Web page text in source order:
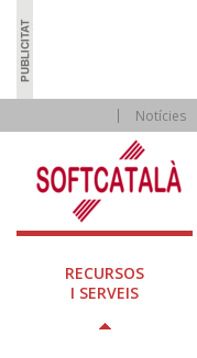
Notícies
RECURSOS
I SERVEIS